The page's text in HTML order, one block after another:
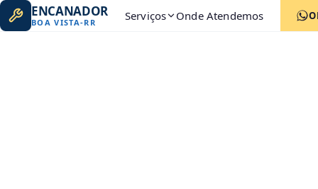
ENCANADOR
BOA VISTA-RR Serviços Onde Atendemos